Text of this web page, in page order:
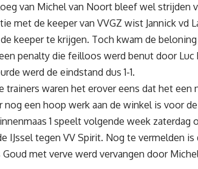
van Michel van Noort bleef wel strijden
met de keeper van VVGZ wist Jannick vd
keeper te krijgen. Toch kwam de
penalty die feilloos werd benut door
werd de eindstand dus 1-1.
trainers waren het erover eens dat het
nog een hoop werk aan de winkel is voor
1 speelt volgende week
IJssel tegen VV Spirit. Nog te vermelden
Goud met verve werd vervangen door